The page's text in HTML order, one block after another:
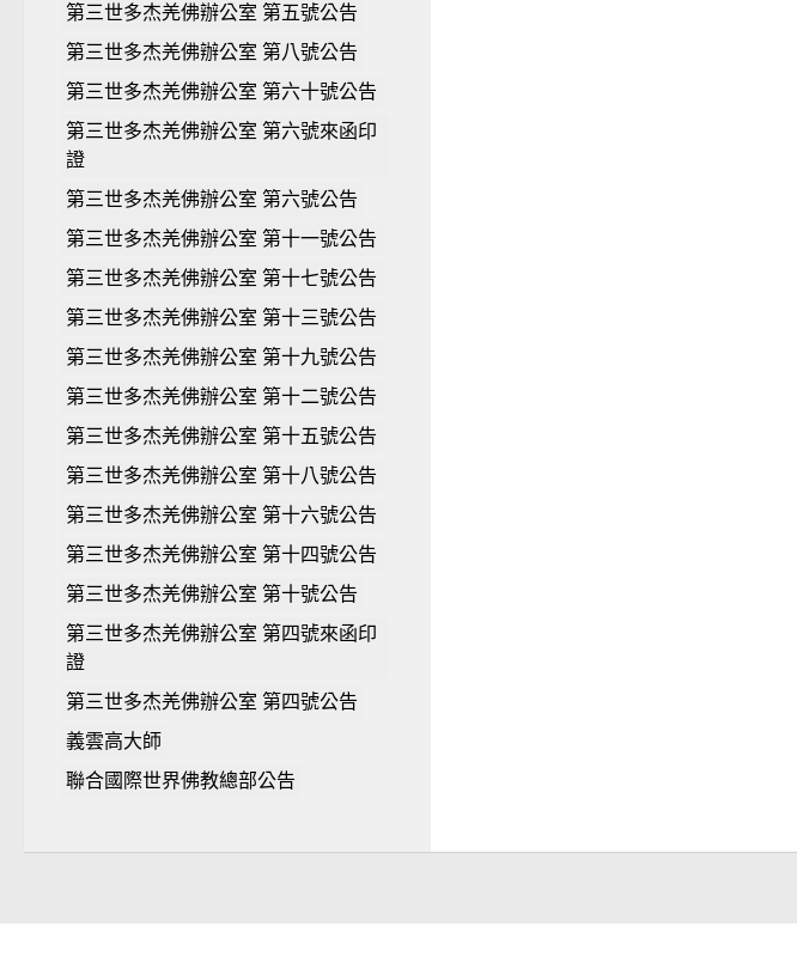
第三世多杰羌佛辦公室 第五號公告
第三世多杰羌佛辦公室 第八號公告
第三世多杰羌佛辦公室 第六十號公告
第三世多杰羌佛辦公室 第六號來函印
證
第三世多杰羌佛辦公室 第六號公告
第三世多杰羌佛辦公室 第十一號公告
第三世多杰羌佛辦公室 第十七號公告
第三世多杰羌佛辦公室 第十三號公告
第三世多杰羌佛辦公室 第十九號公告
第三世多杰羌佛辦公室 第十二號公告
第三世多杰羌佛辦公室 第十五號公告
第三世多杰羌佛辦公室 第十八號公告
第三世多杰羌佛辦公室 第十六號公告
第三世多杰羌佛辦公室 第十四號公告
第三世多杰羌佛辦公室 第十號公告
第三世多杰羌佛辦公室 第四號來函印
證
第三世多杰羌佛辦公室 第四號公告
義雲高大師
聯合國際世界佛教總部公告